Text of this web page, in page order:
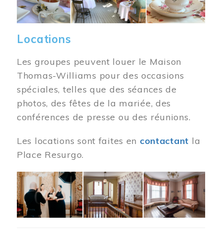
Locations
Les groupes peuvent louer le Maison
Thomas-Williams pour des occasions
spéciales, telles que des séances de
photos, des fêtes de la mariée, des
conférences de presse ou des réunions.
Les locations sont faites en contactant la
Place Resurgo.
Image